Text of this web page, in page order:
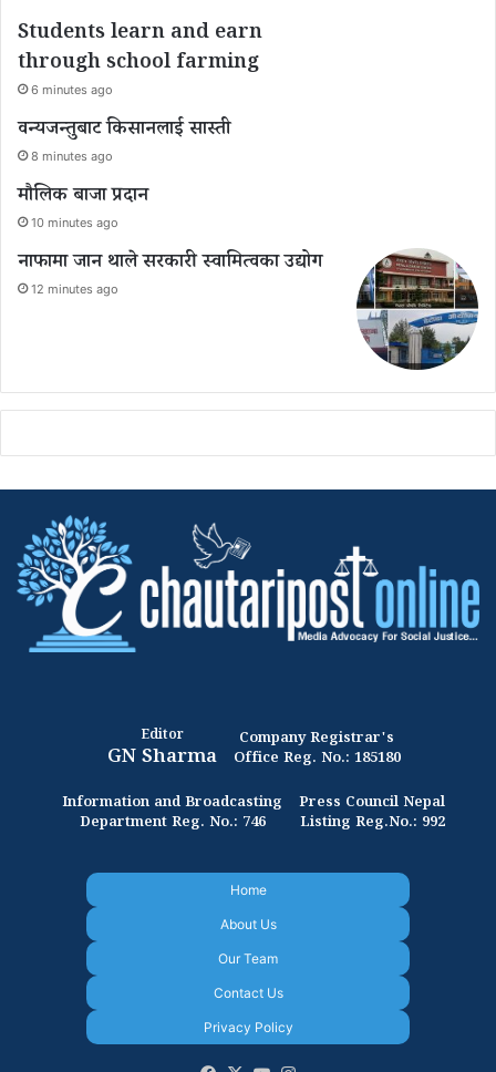
Students learn and earn
through school farming
6 minutes ago
वन्यजन्तुबाट किसानलाई सास्ती
8 minutes ago
मौलिक बाजा प्रदान
10 minutes ago
नाफामा जान थाले सरकारी स्वामित्वका उद्योग
12 minutes ago
Editor
GN Sharma
Company Registrar's
Office Reg. No.: 185180
Information and Broadcasting
Department Reg. No.: 746
Press Council Nepal
Listing Reg.No.: 992
Home
About Us
Our Team
Contact Us
Privacy Policy